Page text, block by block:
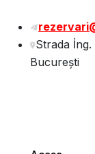
conținutStrada
Bucureşti